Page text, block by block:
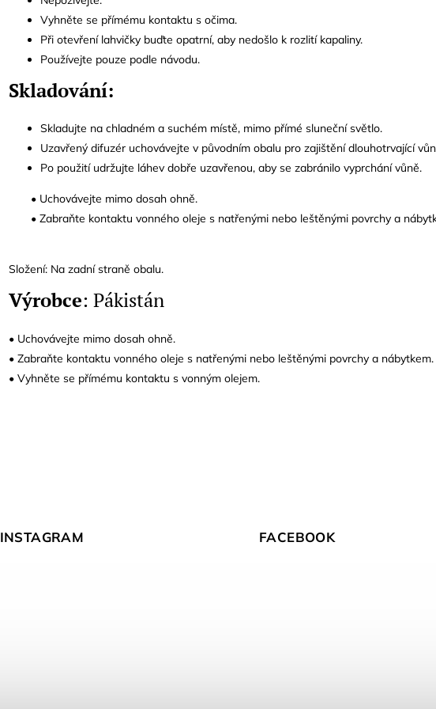
Vyhněte se přímému kontaktu s očima.
Při otevření lahvičky buďte opatrní, aby nedošlo k rozlití kapaliny.
Používejte pouze podle návodu.
Skladování:
Skladujte na chladném a suchém místě, mimo přímé sluneční světlo.
Uzavřený difuzér uchovávejte v původním obalu pro zajištění dlouhotrvající
Po použití udržujte láhev dobře uzavřenou, aby se zabránilo vyprchání vůně.
• Uchovávejte mimo dosah ohně.
• Zabraňte kontaktu vonného oleje s natřenými nebo leštěnými povrchy a
Složení: Na zadní straně obalu.
Výrobce: Pákistán
• Uchovávejte mimo dosah ohně.
• Zabraňte kontaktu vonného oleje s natřenými nebo leštěnými povrchy a nábytkem.
• Vyhněte se přímému kontaktu s vonným olejem.
INSTAGRAM FACEBOOK